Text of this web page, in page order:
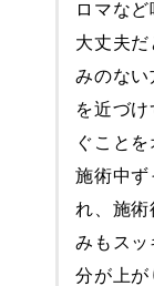
ロマな
大丈夫
みのな
を近づ
ぐことを
施術中ず
れ、施術
みもス
分が上が